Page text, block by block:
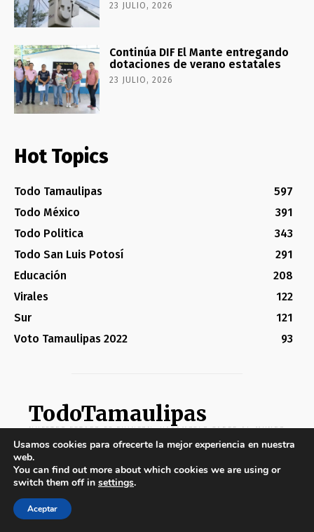
23 JULIO, 2026
Continúa DIF El Mante entregando
dotaciones de verano estatales
23 JULIO, 2026
Hot Topics
Todo Tamaulipas
597
Todo México
391
Todo Politica
343
Todo San Luis Potosí
291
Educación
208
Virales
122
Sur
121
Voto Tamaulipas 2022
93
TodoTamaulipas
NUESTRO ESTADO ES CHINGON, HAGAMOSLO SABER AL MUNDO
De que trata nuestro Portal
Somos orgullosamente Tamaulipecos y sabemos de la
riqueza que cuenta nuestro estado. Quieres conocer más
Usamos cookies para ofrecerte la mejor experiencia en nuestra
web.
You can find out more about which cookies we are using or
switch them off in settings.
Aceptar